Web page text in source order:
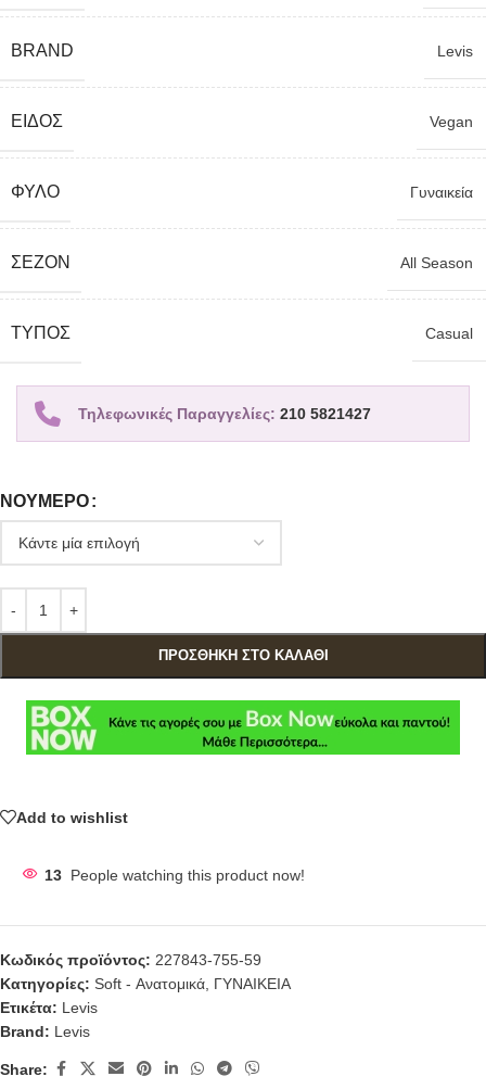
BRAND Levis
ΕΊΔΟΣ Vegan
ΦΎΛΟ Γυναικεία
ΣΕΖΌΝ All Season
TΎΠΟΣ Casual
Τηλεφωνικές Παραγγελίες: 210 5821427
ΝΟΎΜΕΡΟ
ΠΡΟΣΘΉΚΗ ΣΤΟ ΚΑΛΆΘΙ
Add to wishlist
13 People watching this product now!
Κωδικός προϊόντος: 227843-755-59
Κατηγορίες: Soft - Ανατομικά ΓΥΝΑΙΚΕΙΑ
Ετικέτα: Levis
Brand: Levis
Share: